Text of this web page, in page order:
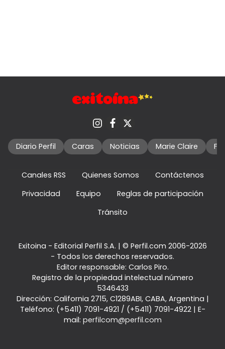
Diario Perfil Caras Noticias Marie Claire
Canales RSS Quienes Somos
Contáctenos
Privacidad
Equipo
Reglas de participación
Tránsito
Exitoina - Editorial Perfil S.A. | © Perfil.com 2006-2026
- Todos los derechos reservados.
Editor responsable: Carlos Piro.
Registro de la propiedad intelectual número
5346433
Dirección: California 2715, C1289ABI, CABA, Argentina |
Teléfono: (+5411) 7091-4921 / (+5411) 7091-4922| E-
mail: perfilcom@perfil.com